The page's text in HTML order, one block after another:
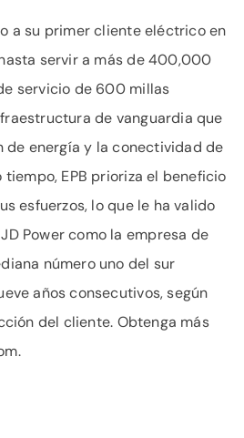
a su primer cliente eléctrico en
servir a más de 400,000
servicio de 600 millas
de vanguardia que
energía y la conectividad de
EPB prioriza el beneficio
esfuerzos, lo que le ha valido
Power como la empresa de
número uno del sur
años consecutivos, según
del cliente. Obtenga más